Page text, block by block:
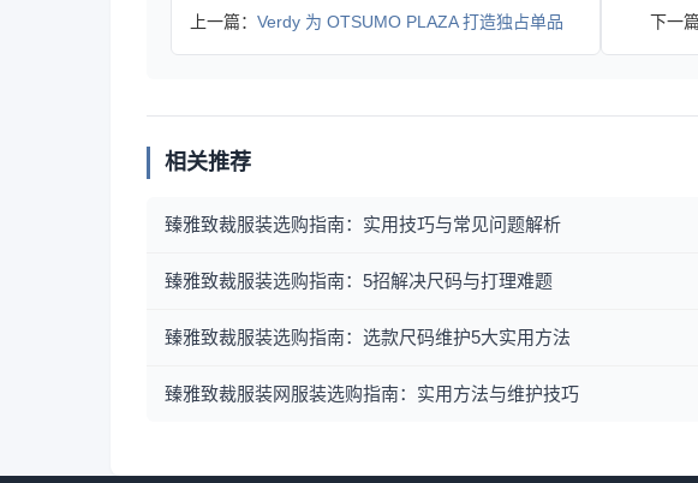
上一篇： Verdy 为 OTSUMO PLAZA 打造独占单品 下一篇
相关推荐
臻雅致裁服装选购指南：实用技巧与常见问题解析
臻雅致裁服装选购指南：5招解决尺码与打理难题
臻雅致裁服装选购指南：选款尺码维护5大实用方法
臻雅致裁服装网服装选购指南：实用方法与维护技巧